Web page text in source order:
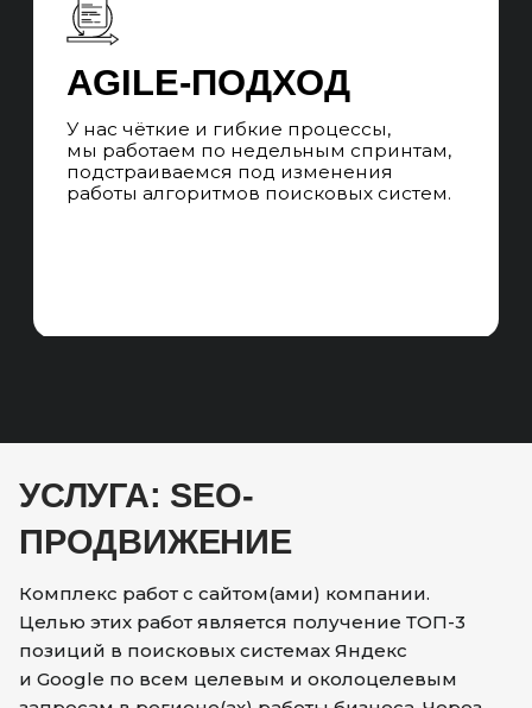
УСЛУГА: SEO-
ПРОДВИЖЕНИЕ
Комплекс работ с сайтом(ами) компании.
Целью этих работ является получение ТОП-3
позиций в поисковых системах Яндекс
и Google по всем целевым и околоцелевым